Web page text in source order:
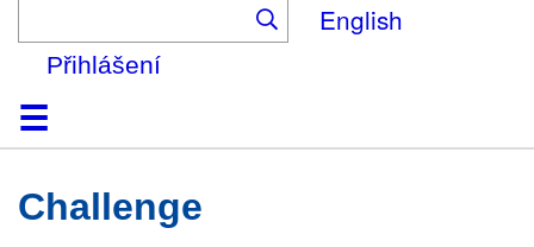
English
Přihlášení
DomůKolekce
Prohlížení
Vyhledávání
O platformě
Nápověda
KontaktDigitalia
Challenge